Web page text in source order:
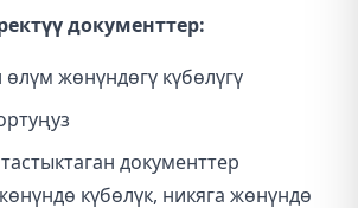
документтер:
жөнүндөгү күбөлүгү
документтер
күбөлүк, никяга жөнүндө